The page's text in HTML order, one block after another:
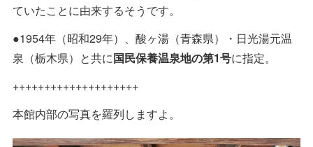
ていたことに由来するそうです。
●1954年（昭和29年）、酸ヶ湯（青森県）・日光湯元温
泉（栃木県）と共に国民保養温泉地の第1号に指定。
++++++++++++++++++++
本館内部の写真を羅列しますよ。